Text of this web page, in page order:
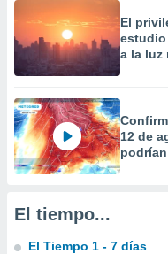
crear un
la
contenido
medir el
de la
el
de
a través
El
estudio
a la luz
12 de
El tiempo...
El Tiempo 1 - 7 días